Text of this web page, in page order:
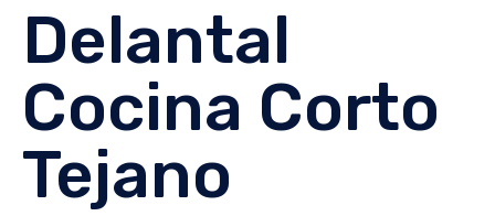
Delantal
Cocina Corto
Tejano